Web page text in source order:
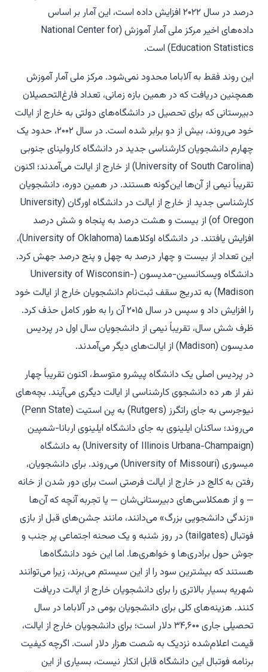
درصد در سال ۲۰۲۲ افزایش داده است، این آمار بر اساس
داده‌های اخیر مرکز ملی آمار آموزش (National Center for
Education Statistics) است.
این روند فقط به آلاباما محدود نمی‌شود. مرکز ملی آمار آموزش
همچنین دریافت که در همین بازه زمانی، تعداد فارغ‌التحصیلان
دبیرستانی که برای تحصیل در دانشگاه‌های دولتی به خارج از ایالت
خود می‌روند، بیش از دو برابر شده است. در سال ۲۰۰۲، حدود یک
چهارم دانشجویان کارشناسی جدید در دانشگاه کارولینای جنوبی
(University of South Carolina) از خارج از ایالت می‌آمدند؛ اکنون
تقریباً نیمی از آن‌ها این‌گونه هستند. در همین دوره، دانشجویان
کارشناسی جدید از خارج از ایالت در دانشگاه اورگان (University
of Oregon) از بیست و هشت درصد به پنجاه و شش درصد
افزایش یافتند. در دانشگاه اوکلاهما (University of Oklahoma)،
این تعداد از بیست و چهار درصد به چهل و پنج درصد جهش کرد.
دانشگاه ویسکانسین-مدیسون (University of Wisconsin-
Madison) به تدریج سقف ثبت‌نام دانشجویان خارج از ایالت خود
را افزایش داد و سپس در سال ۲۰۱۵ آن را به طور کامل حذف کرد.
ظرف شش سال، تقریباً نیمی از دانشجویان سال اول در پردیس
مدیسون (Madison) از ایالت‌های دیگر می‌آمدند.
در پردیس اصلی یک دانشگاه پیشرو متوسط، اکنون تقریباً چهار
نفر از هر ده دانشجوی کارشناسی از ایالت دیگری می‌آیند. بچه‌های
نیوجرسی به جای راتگرز (Rutgers) به پن استیت (Penn State)
می‌روند؛ ساکنان ایلینوی به جای دانشگاه ایلینوی اربانا-شمپین
(University of Illinois Urbana-Champaign) به دانشگاه
میسوری (University of Missouri) می‌روند. برای دانشجویان،
رفتن به کالج در خارج از ایالت فرصتی است برای دور شدن از خانه
— و از همکلاسی‌های دبیرستانی‌شان — یا تجربه آنچه که آن‌ها
«زندگی دانشجویی بزرگ» می‌دانند، مانند جشن‌های قبل از بازی
فوتبال (tailgates) در روز شنبه و یک صحنه اجتماعی پر جنب و
جوش حول برادری‌ها و خواهری‌ها. اما این خود دانشگاه‌ها
هستند که بیشترین سود را از این سیستم می‌برند، زیرا می‌توانند
شهریه بسیار بالاتری را برای دانشجویان خارج از ایالت دریافت
کنند. هزینه‌های کلی برای دانشجویان بومی در آلاباما در سال
تحصیلی جاری ۳۴,۶۰۰ دلار است؛ برای دانشجویان خارج از ایالت،
قیمت اعلام‌شده نزدیک به شصت هزار دلار است. اگرچه کیفیت
برنامه فوتبال این دانشگاه قابل انکار نیست، بسیاری از این